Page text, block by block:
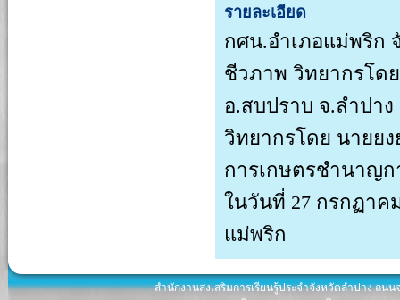
รายละเอียด
กศน.อำเภอแม่พริก
ชีวภาพ วิทยากรโด
อ.สบปราบ จ.ลำปา
วิทยากรโดย นายย
การเกษตรชำนาญ
ในวันที่ 27 กรกฏาค
แม่พริก
สำนักงานส่งเสริมการเรียนรู้ประจำจังหวัดลำปาง ถน